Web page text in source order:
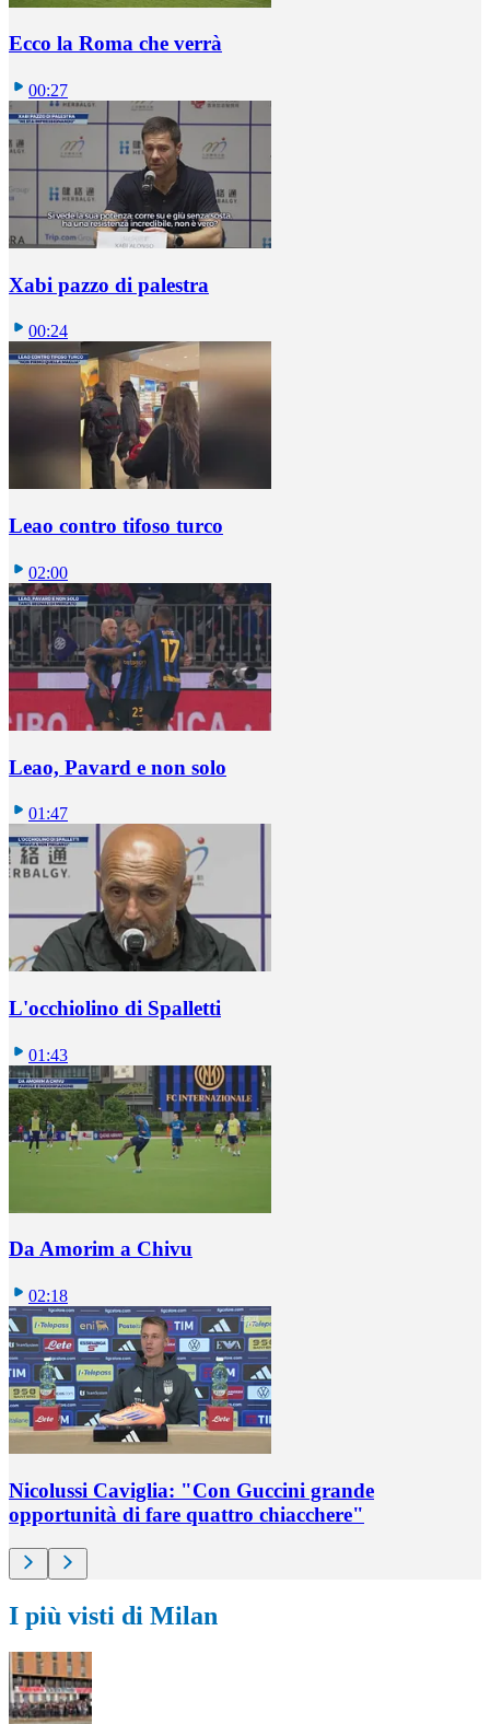
Ecco la Roma che verrà
00:27
Xabi pazzo di palestra
00:24
Leao contro tifoso turco
02:00
Leao, Pavard e non solo
01:47
L'occhiolino di Spalletti
01:43
Da Amorim a Chivu
02:18
Nicolussi Caviglia: "Con Guccini grande
opportunità di fare quattro chiacchere"
I più visti di Milan